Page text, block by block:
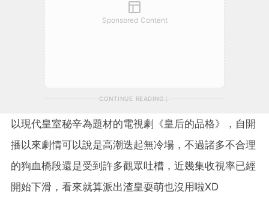
Sponsored Content
CONTINUE READING
以現代皇室秘辛為題材的電視劇《皇后的品格》，自開
播以來劇情可以說是高潮迭起無冷場，不過諸多不合理
的狗血橋段還是受到許多觀眾吐槽，近幾集收視率已經
開始下滑，看來就算派出渣皇耍萌也沒用啦XD